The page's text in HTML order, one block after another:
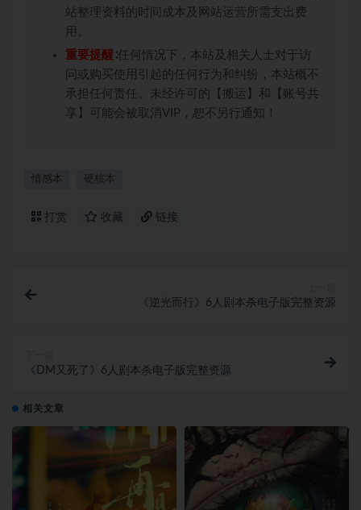
站整理资料的时间成本及网站运营所需支出费
用。
重要提醒 ∶任何情况下，本站及相关人士对于访
问或购买使用引起的任何行为和纠纷，本站概不
承担任何责任。未经许可的【搬运】和【账号共
享】可能会被取消VIP，恕不另行通知！
情感本 硬核本
打赏 收藏 链接
《逆光而行》6人剧本杀电子版完整资源
《DM又死了》6人剧本杀电子版完整资源
相关文章